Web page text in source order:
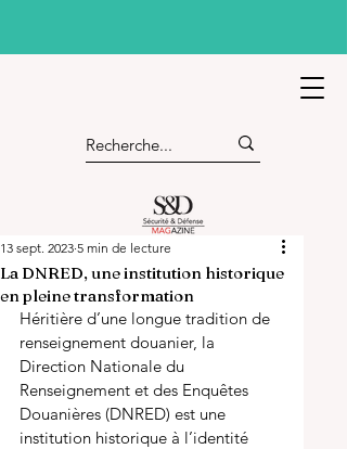
La DNRED, une institution historique
en pleine transformation
13 sept. 2023 5 min de lecture
Héritière d’une longue tradition de
renseignement douanier, la
Direction Nationale du
Renseignement et des Enquêtes
Douanières (DNRED) est une
institution historique à l’identité